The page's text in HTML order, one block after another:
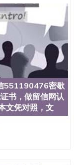
上千的海外学
享有学术地
育机构，并获
计算机系与会
现优异。其毕
中心得到工作
大四的学期提
州大学系统
何塞州立大学
圣何塞州立大
旧金山-圣何塞
三万人，超过
来自世界60余
算机科学，电
航空学等，深
551190476密歇
书，做留信网认
文凭对照，文